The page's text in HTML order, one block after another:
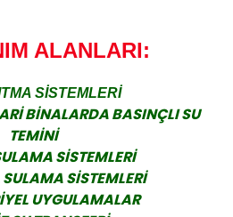
ALANLARI:
SİSTEMLERİ
BİNALARDA BASINÇLI SU
TEMİNİ
SİSTEMLERİ
SİSTEMLERİ
UYGULAMALAR